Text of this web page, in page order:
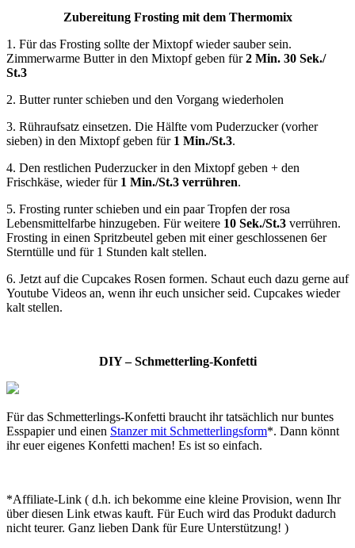
Zubereitung Frosting mit dem Thermomix
1. Für das Frosting sollte der Mixtopf wieder sauber sein.
Zimmerwarme Butter in den Mixtopf geben für2 Min. 30 Sek./
St.3
2. Butter runter schieben und den Vorgang wiederholen
3. Rühraufsatz einsetzen. Die Hälfte vom Puderzucker (vorher
sieben) in den Mixtopf geben für 1 Min./St.3.
4. Den restlichen Puderzucker in den Mixtopf geben + den
Frischkäse, wieder für 1 Min./St.3 verrühren.
5. Frosting runter schieben und ein paar Tropfen der rosa
Lebensmittelfarbe hinzugeben. Für weitere 10 Sek./St.3 verrühren.
Frosting in einen Spritzbeutel geben mit einer geschlossenen 6er
Sterntülle und für 1 Stunden kalt stellen.
6. Jetzt auf die Cupcakes Rosen formen. Schaut euch dazu gerne auf
Youtube Videos an, wenn ihr euch unsicher seid. Cupcakes wieder
kalt stellen.
DIY – Schmetterling-Konfetti
Für das Schmetterlings-Konfetti braucht ihr tatsächlich nur buntes
Esspapier und einen Stanzer mit Schmetterlingsform*. Dann könnt
ihr euer eigenes Konfetti machen! Es ist so einfach.
*Affiliate-Link ( d.h. ich bekomme eine kleine Provision, wenn Ihr
über diesen Link etwas kauft. Für Euch wird das Produkt dadurch
nicht teurer. Ganz lieben Dank für Eure Unterstützung! )